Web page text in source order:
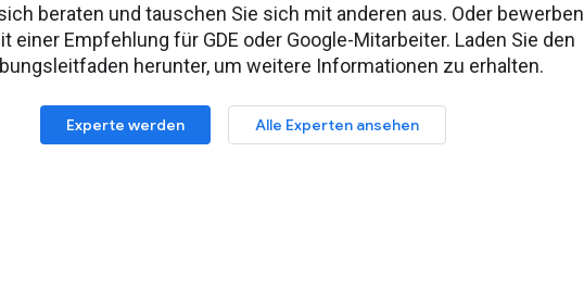
sich beraten und tauschen Sie sich mit anderen aus. Oder bewerben
einer Empfehlung für GDE oder Google-Mitarbeiter. Laden Sie den
herunter, um weitere Informationen zu erhalten.
Experte werden Alle Experten ansehen